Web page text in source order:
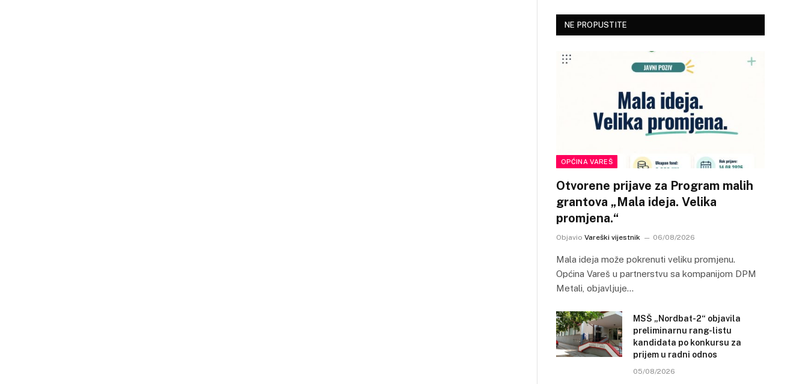
NE PROPUSTITE
OPĆINA VAREŠ
Otvorene prijave za Program malih
grantova „Mala ideja. Velika
promjena.“
Objavio Vareški vijestnik 06/08/2026
Mala ideja može pokrenuti veliku promjenu.
Općina Vareš u partnerstvu sa kompanijom DPM
Metali, objavljuje…
MSŠ „Nordbat-2“ objavila
preliminarnu rang-listu
kandidata po konkursu za
prijem u radni odnos
05/08/2026